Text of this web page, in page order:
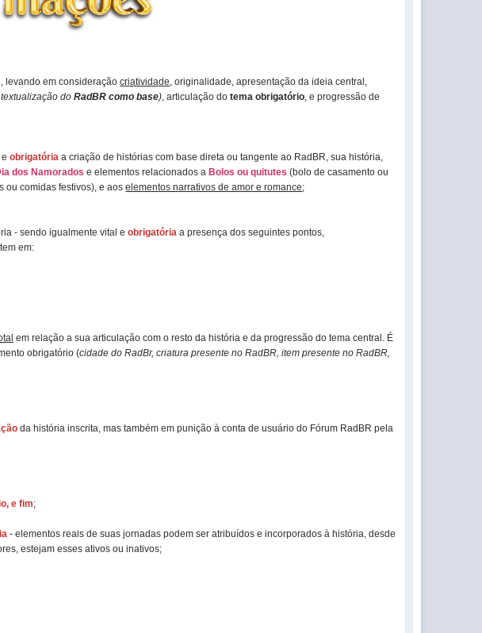
, levando em consideraçãocriatividade, originalidade, apresentação da ideia central,
doRadBR como base), articulação dotema obrigatório, e progressão de
eobrigatória a criação de histórias com base direta ou tangente ao RadBR, sua história,
dos Namorados e elementos relacionados a Bolos ou quitutes (bolo de casamento ou
ou comidas festivos), e aoselementos narrativos de amor e romance;
- sendo igualmente vital eobrigatória a presença dos seguintes pontos,
em:
em relação a sua articulação com o resto da história e da progressão do tema central. É
obrigatório (cidade do RadBr, criatura presente no RadBR, item presente no RadBR,
da história inscrita, mas também em punição à conta de usuário do Fórum RadBR pela
e fim;
- elementos reais de suas jornadas podem ser atribuídos e incorporados à história, desde
estejam esses ativos ou inativos;